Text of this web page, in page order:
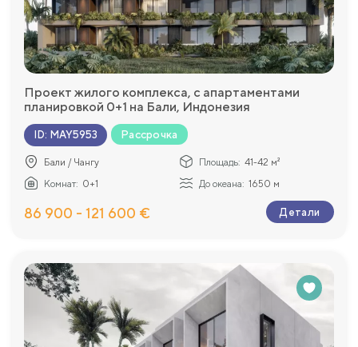
Проект жилого комплекса, с апартаментами
планировкой 0+1 на Бали, Индонезия
ID: MAY5953 Рассрочка
Бали / Чангу Площадь: 41-42 м²
Комнат: 0+1 До океана: 1650 м
86 900 - 121 600 € Детали